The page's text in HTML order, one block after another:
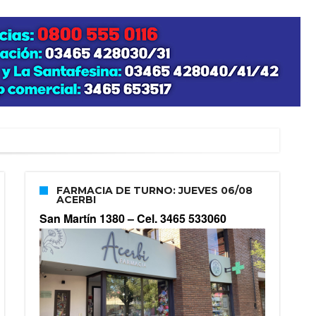
FARMACIA DE TURNO: JUEVES 06/08
ACERBI
San Martín 1380 –Cel. 3465 533060